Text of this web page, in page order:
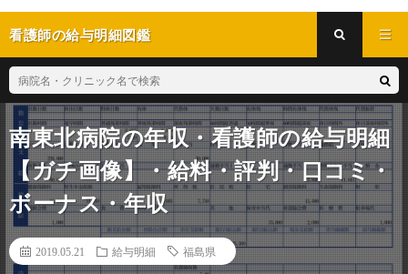
看護師の給与明細図鑑
南東北病院の年収・看護師の給与明細
【ガチ画像】・給料・評判・口コミ・
ボーナス・年収
2019.05.21 給与明細 福島県